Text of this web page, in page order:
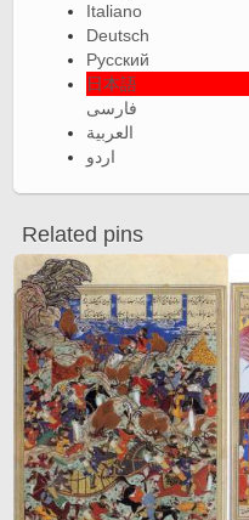
Italiano
Deutsch
Русский
日本語
فارسی
العربية
اردو
Related pins